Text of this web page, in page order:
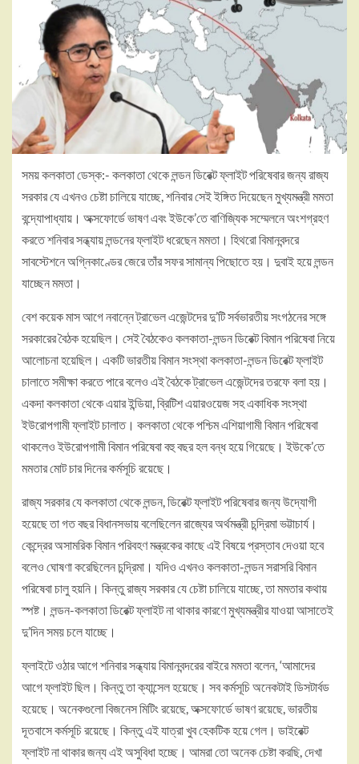
সময় কলকাতা ডেস্ক:- কলকাতা থেকে লন্ড‍ন ডিরেক্ট ফ্লাইট পরিষেবার জন্য রাজ্য
সরকার যে এখনও চেষ্টা চালিয়ে যাচ্ছে, শনিবার সেই ইঙ্গিত দিয়েছেন মুখ্যমন্ত্রী মমতা
বন্দ্যোপাধ্যায়। অক্সফোর্ডে ভাষণ এবং ইউকে’তে বাণিজ্যিক সম্মেলনে অংশগ্রহণ
করতে শনিবার সন্ধ্যায় লন্ডনের ফ্লাইট ধরেছেন মমতা। হিথরো বিমানবন্দরে
সাবস্টেশনে অগ্নিকাণ্ডের জেরে তাঁর সফর সামান্য পিছোতে হয়। দুবাই হয়ে লন্ডন
যাচ্ছেন মমতা।
বেশ কয়েক মাস আগে নবান্নে ট্রাভেল এজেন্টদের দু’টি সর্বভারতীয় সংগঠনের সঙ্গে
সরকারের বৈঠক হয়েছিল। সেই বৈঠকেও কলকাতা-লন্ডন ডিরেক্ট বিমান পরিষেবা নিয়ে
আলোচনা হয়েছিল। একটি ভারতীয় বিমান সংস্থা কলকাতা-লন্ডন ডিরেক্ট ফ্লাইট
চালাতে সমীক্ষা করতে পারে বলেও এই বৈঠকে ট্রাভেল এজেন্টদের তরফে বলা হয়।
একদা কলকাতা থেকে এয়ার ইন্ডিয়া, ব্রিটিশ এয়ারওয়েজ সহ একাধিক সংস্থা
ইউরোপগামী ফ্লাইট চালাত। কলকাতা থেকে পশ্চিম এশিয়াগামী বিমান পরিষেবা
থাকলেও ইউরোপগামী বিমান পরিষেবা বহু বছর হল বন্ধ হয়ে গিয়েছে। ইউকে’তে
মমতার মোট চার দিনের কর্মসূচি রয়েছে।
রাজ্য সরকার যে কলকাতা থেকে লন্ডন, ডিরেক্ট ফ্লাইট পরিষেবার জন্য উদ্যোগী
হয়েছে তা গত বছর বিধানসভায় বলেছিলেন রাজ্যের অর্থমন্ত্রী চন্দ্রিমা ভট্টাচার্য।
কেন্দ্রের অসামরিক বিমান পরিবহণ মন্ত্রকের কাছে এই বিষয়ে প্রস্তাব দেওয়া হবে
বলেও ঘোষণা করেছিলেন চন্দ্রিমা। যদিও এখনও কলকাতা-লন্ডন সরাসরি বিমান
পরিষেবা চালু হয়নি। কিন্তু রাজ্য সরকার যে চেষ্টা চালিয়ে যাচ্ছে, তা মমতার কথায়
স্পষ্ট। লন্ডন-কলকাতা ডিরেক্ট ফ্লাইট না থাকার কারণে মুখ্যমন্ত্রীর যাওয়া আসাতেই
দু’দিন সময় চলে যাচ্ছে।
ফ্লাইটে ওঠার আগে শনিবার সন্ধ্যায় বিমানবন্দরের বাইরে মমতা বলেন, ‘আমাদের
আগে ফ্লাইট ছিল। কিন্তু তা ক্যান্সেল হয়েছে। সব কর্মসূচি অনেকটাই ডিসটার্বড
হয়েছে। অনেকগুলো বিজনেস মিটিং রয়েছে, অক্সফোর্ডে ভাষণ রয়েছে, ভারতীয়
দূতবাসে কর্মসূচি রয়েছে। কিন্তু এই যাত্রা খুব হেকটিক হয়ে গেল। ডাইরেক্ট
ফ্লাইট না থাকার জন্য এই অসুবিধা হচ্ছে। আমরা তো অনেক চেষ্টা করছি, দেখা